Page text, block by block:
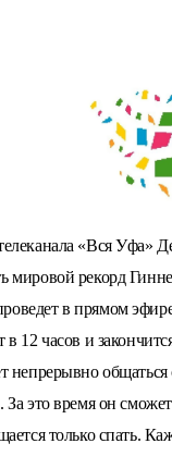
«Вся Уфа»
мировой рекорд
в прямом
12 часов и
непрерывно общаться
За это время он
только спать.